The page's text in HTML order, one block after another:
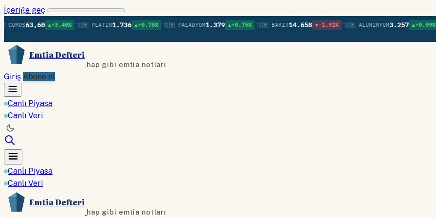
İçeriğe geç
63,60 ▲+3.40% •🇬🇧 PLATIN1.736 ▲+0.78% •🇬🇧 PALADYUM1.379 ▲+0.75% •🇬🇧 BAKIR 14.658 ▼-1.92% •🇬🇧 ALÜMINYUM3.257 ▲+0.09% •🇬🇧
Emtia Defteri
hap gibi emtia notları
Giriş Abone ol
Canlı Piyasa
Canlı Veri
Canlı Piyasa
Canlı Veri
Emtia Defteri
hap gibi emtia notları